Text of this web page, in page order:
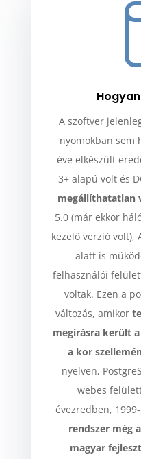
A szoftver
nyomokban sem
éve elkészült
3+ alapú volt és
megállíthatatlan
5.0 (már ekkor
kezelő verzió volt),
alatt is
felhasználói
voltak. Ezen a
változás, amikor
megírásra került
a kor
nyelven,
webes
évezredben,
rendszer még
magyar